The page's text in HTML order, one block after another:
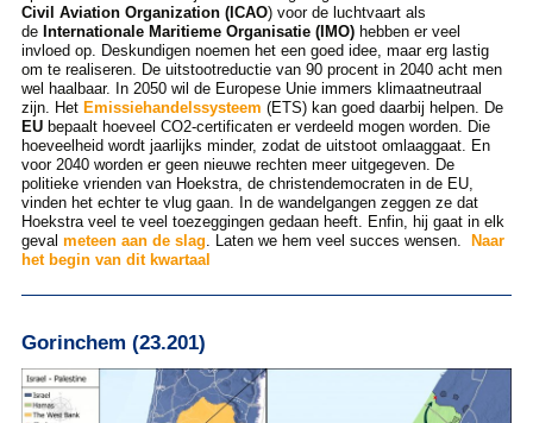
Civil Aviation Organization (ICAO) voor de luchtvaart als
de Internationale Maritieme Organisatie (IMO)hebben er veel
invloed op. Deskundigen noemen het een goed idee, maar erg lastig
om te realiseren. De uitstootreductie van 90 procent in 2040 acht men
wel haalbaar. In 2050 wil de Europese Unie immers klimaatneutraal
zijn. Het Emissiehandelssysteem (ETS) kan goed daarbij helpen. De
EUbepaalt hoeveel CO2-certificaten er verdeeld mogen worden. Die
hoeveelheid wordt jaarlijks minder, zodat de uitstoot omlaaggaat. En
voor 2040 worden er geen nieuwe rechten meer uitgegeven. De
politieke vrienden van Hoekstra, de christendemocraten in de EU,
vinden het echter te vlug gaan. In de wandelgangen zeggen ze dat
Hoekstra veel te veel toezeggingen gedaan heeft. Enfin, hij gaat in elk
geval meteen aan de slag . Laten we hem veel succes wensen. Naar
het begin van dit kwartaal
Gorinchem (23.201)